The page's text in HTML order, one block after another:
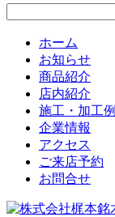
ホーム
お知らせ
商品紹介
店内紹介
施工・加工例
企業情報
アクセス
ご来店予約
お問合せ